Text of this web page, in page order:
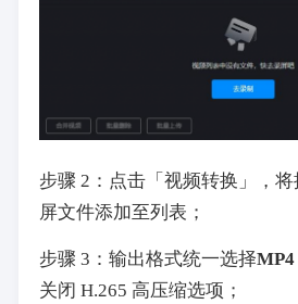
步骤 2：点击「视频转换」，
屏文件添加至列表；
步骤 3：输出格式统一选择MP4
关闭 H.265 高压缩选项；